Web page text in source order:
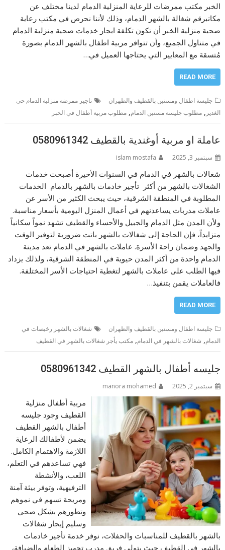
الخبر مكتب ممرضات للرعاية المنزلية الدمام لدينا مختلف عن
مكاتبرقم شغالة بالشهر الدمام، وذلك لأننا نحرص في مكتب رعاية
صحية منزلية الخبر أن تكون تكلفة ايجار خدمات صحية منزلية الدمام
في متناول الجميع، وأن تتوافر مربية اطفال بالشهر الدمام بصورة
مُتسقة مع المعايير التي يحتاجها العميل في…
READ MORE
جليسة اطفال ومسنين بالقطيف والظهران
تاجير ممرضه منزلية الدمام حى
الغدير ,مطلوب جليسة مسنين الدمام,مطلوب مربية أطفال في الخبر
عاملة او مربية أوغندية بالقطيف 0580961342
سبتمبر 3, 2025 islam mostafa
شغالات بالشهر في الدمام في السنوات الأخيرة أصبحت خدمات
الشغالات بالشهر من أكثر تأجير خادمات بالشهر بالدمام الخدمات
المطلوبة في المنطقة الشرقية، حيث يبحث الكثير من الأسر عن
عاملات مدربات يساعدنهم في أعمال المنزل اليومية بأسعار مناسبة.
ولأن المدن مثل الدمام والجبيل والأحساء والقطيف تشهد نمواً سكانياً
متزايداً، فإن الحاجة إلى شغالات بالشهر باتت ضرورية لتوفير الوقت
والجهد وضمان راحة الأسرة. عاملات بالشهر في الدمام تعد مدينة
الدمام واحدة من أكثر المدن حيوية في المنطقة الشرقية، ولذلك يزداد
فيها الطلب على عاملات بالشهر لتغطية احتياجات الأسر المختلفة.
فالعاملات يقمن بتنفيذ…
READ MORE
جليسة اطفال ومسنين بالقطيف والظهران
شغالات بالشهر رخيصات في
الدمام, شغالات بالشهر في الدمام,مكتب يأجر شغالات بالشهر في القطيف
جليسه أطفال بالشهر القطيف 0580961342
سبتمبر 2, 2025 manora mohamed
مربية أطفال منزلية
القطيف وجود جليسه
أطفال بالشهر القطيف
يضمن لأطفالك الرعاية
اللازمة والاهتمام الكامل.
فهي تساعدهم في التعلم،
اللعب، والأنشطة
الترفيهية، وتوفر بيئة آمنة
ومريحة تسهم في نموهم
وتطورهم بشكل صحي
وسليم إيجار شغالات
بالشهر بالقطيف للمناسبات والحفلات، نوفر خدمة تأجير خادمات
بالشهر في القطيف حيث يتولى فريق مدرب تجهيز الطعام والضيافة،